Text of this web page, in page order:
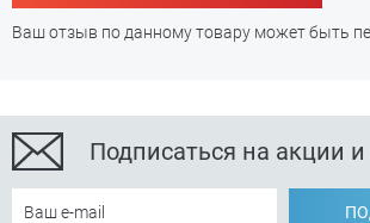
Ваш отзыв по данному товару может быть
Подписаться на акции